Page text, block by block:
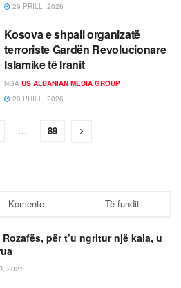
29 PRILL, 2026
Kosova e shpall organizatë
terroriste Gardën Revolucionare
Islamike të Iranit
NGA US ALBANIAN MEDIA GROUP
20 PRILL, 2026
… 89
Komente Të fundit
për t’u ngritur një kala, u
2021